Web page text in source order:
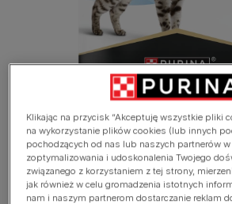
Klikając na przycisk “Akceptuję wszystkie pliki
na wykorzystanie plików cookies (lub innych
pochodzących od nas lub naszych partnerów w
zoptymalizowania i udoskonalenia Twojego
związanego z korzystaniem z tej strony,
jak również w celu gromadzenia istotnych
nam i naszym partnerom dostarczanie reklam